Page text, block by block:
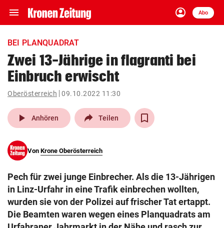
menu Navigation
ein-/ausklappen
account_circle
Anmelden
Abo
close Schließen
account_circle Anmelden
pin_drop
Wien arrow_right
search
eingeben
BEI PLANQUADRAT
Zwei 13-Jährige in flagranti bei
Einbruch erwischt
Oberösterreich 09.10.2022 11:30
play_arrow Anhören Teilen
Von Krone Oberösterreich
Pech für zwei junge Einbrecher. Als die 13-Jährigen
in Linz-Urfahr in eine Trafik einbrechen wollten,
wurden sie von der Polizei auf frischer Tat ertappt.
Die Beamten waren wegen eines Planquadrats am